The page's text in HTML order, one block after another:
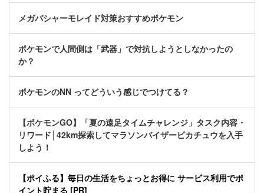
メガバシャーモレイド対策おすすめポケモン
ポケモンで人間側は「武器」で対抗しようとしなかったの
か？
ポケモンのNN ってどういう感じでつけてる？
【ポケモンGO】「夏の遠足タイムチャレンジ」タスク内容・
リワード│42km探索してマラソンバイザーピカチュウを入手
しよう！
【ポイふる】毎日の生活をちょっとお得に サービス利用でポ
イント貯まる [PR]